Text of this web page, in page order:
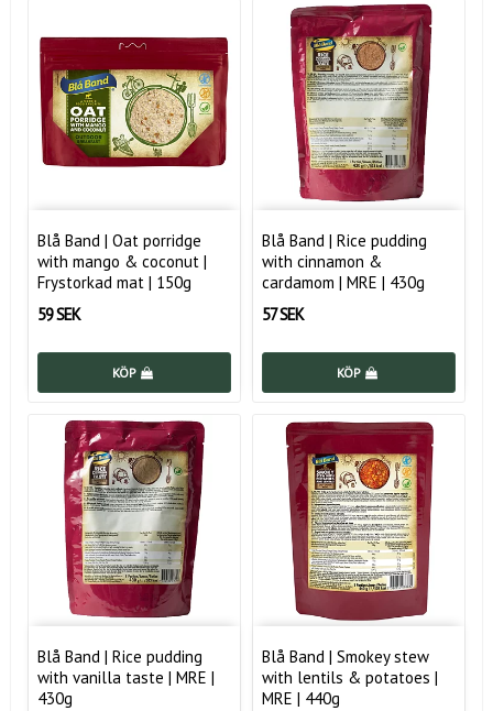
Blå Band | Oat porridge
with mango & coconut |
Frystorkad mat | 150g
59 SEK
KÖP
Blå Band | Rice pudding
with cinnamon &
cardamom | MRE | 430g
57 SEK
KÖP
Blå Band | Rice pudding
with vanilla taste | MRE |
430g
Blå Band | Smokey stew
with lentils & potatoes |
MRE | 440g